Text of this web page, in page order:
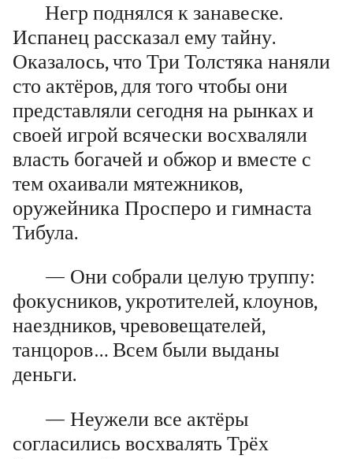
Негр поднялся к занавеске.
Испанец рассказал ему тайну.
Оказалось, что Три Толстяка наняли
сто актёров, для того чтобы они
представляли сегодня на рынках и
своей игрой всячески восхваляли
власть богачей и обжор и вместе с
тем охаивали мятежников,
оружейника Просперо и гимнаста
Тибула.
— Они собрали целую труппу:
фокусников, укротителей, клоунов,
наездников, чревовещателей,
танцоров… Всем были выданы
деньги.
— Неужели все актёры
согласились восхвалять Трёх